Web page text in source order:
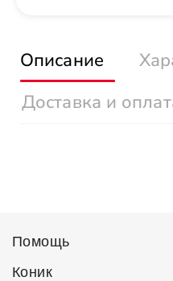
Описание
Доставка и
Помощь
Коник